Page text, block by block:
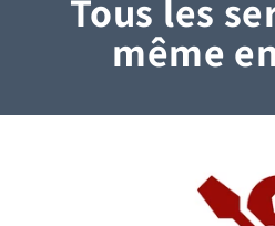
Tous les
même